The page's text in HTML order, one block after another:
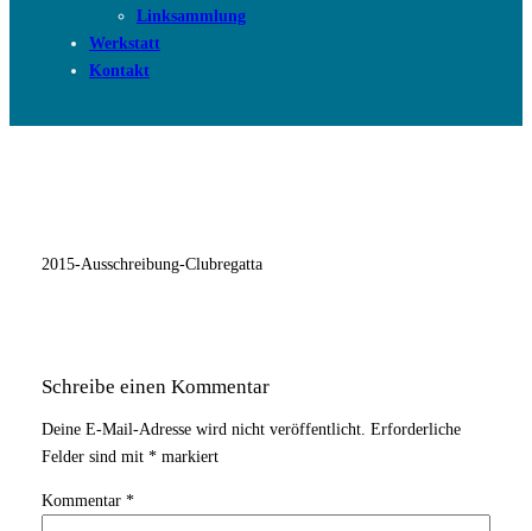
Linksammlung
Werkstatt
Kontakt
2015-Ausschreibung-Clubregatta
Schreibe einen Kommentar
Deine E-Mail-Adresse wird nicht veröffentlicht. Erforderliche
Felder sind mit *markiert
Kommentar *